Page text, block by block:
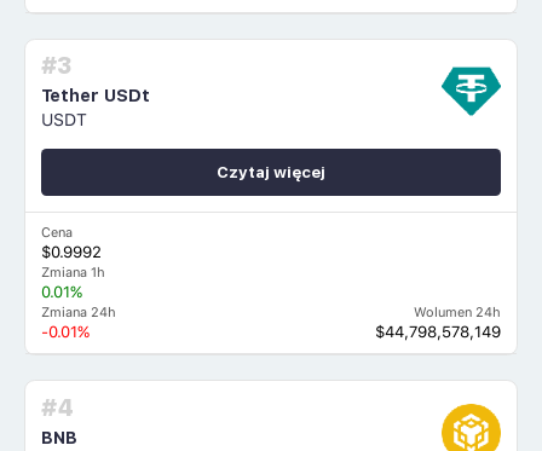
#3
Tether USDt
USDT
Cena
$0.9992
Zmiana 1h
0.01%
Zmiana 24h
-0.01%
Wolumen 24h
$44,798,578,149
Czytaj więcej
#4
BNB